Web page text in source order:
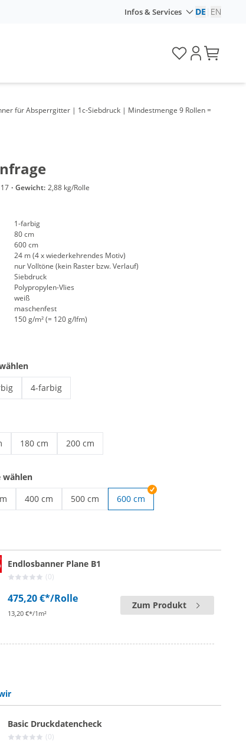
Infos & Services DE EN
für Absperrgitter | 1c-Siebdruck | Mindestmenge 9 Rollen =
· Gewicht: 2,88 kg/Rolle
1-farbig
80 cm
600 cm
24 m (4 x wiederkehrendes Motiv)
nur Volltöne (kein Raster bzw. Verlauf)
Siebdruck
Polypropylen-Vlies
weiß
maschenfest
150 g/m² (= 120 g/lfm)
4-farbig
180 cm
200 cm
wählen
400 cm
500 cm
600 cm
Endlosbanner Plane B1
(0)
475,20 €*/Rolle
13,20 €*/1m²
Zum Produkt
Basic Druckdatencheck
(0)